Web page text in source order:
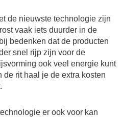
de nieuwste technologie zijn
vaak iets duurder in de
bedenken dat de producten
snel rijp zijn voor de
ook veel energie kunt
de rit haal je de extra kosten
er ook voor kan